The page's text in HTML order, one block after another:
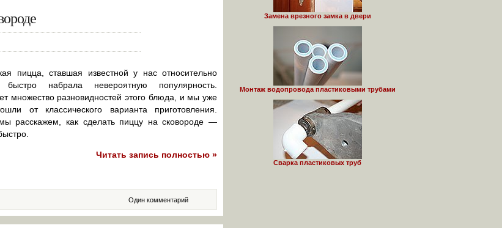
пицца, ставшая известной у нас относительно
быстро набрала невероятную популярность.
множество разновидностей этого блюда, и мы уже
от классического варианта приготовления.
расскажем, как сделать пиццу на сковороде —
Читать запись полностью »
Один комментарий
Замена врезного замка в двери
Монтаж водопровода пластиковыми трубами
Сварка пластиковых труб